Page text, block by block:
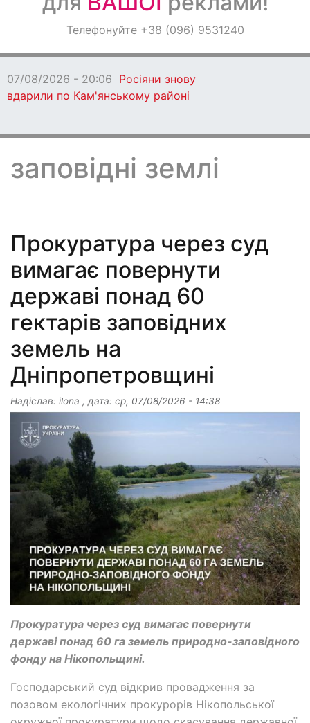
ОголошенняТелефонуйте +38 (096) 9531240
07/08/2026 - 20:06 Росіяни знову
вдарили по Кам'янському районі
заповідні землі
Прокуратура через суд
вимагає повернути
державі понад 60
гектарів заповідних
земель на
Дніпропетровщині
Надіслав: ilona , дата: ср, 07/08/2026 - 14:38
Прокуратура через суд вимагає повернути
державі понад 60 га земель природно-заповідного
фонду на Нікопольщині.
Господарський суд відкрив провадження за
позовом екологічних прокурорів Нікопольської